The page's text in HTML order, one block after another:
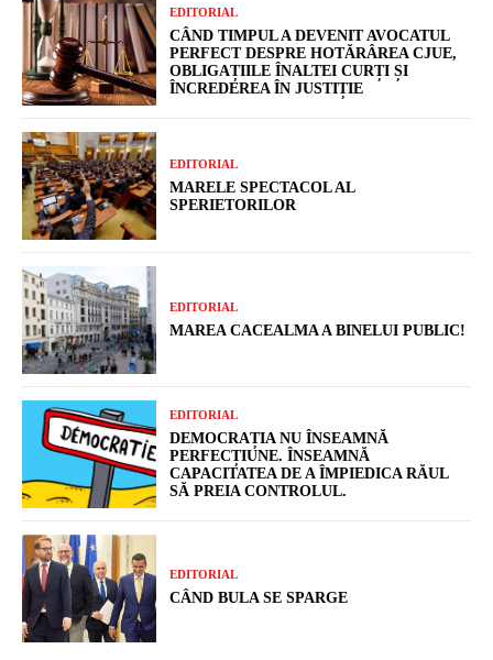
EDITORIAL
CÂND TIMPUL A DEVENIT AVOCATUL
PERFECT DESPRE HOTĂRÂREA CJUE,
OBLIGAȚIILE ÎNALTEI CURȚI ȘI
ÎNCREDEREA ÎN JUSTIȚIE
EDITORIAL
MARELE SPECTACOL AL
SPERIETORILOR
EDITORIAL
MAREA CACEALMA A BINELUI PUBLIC!
EDITORIAL
DEMOCRAȚIA NU ÎNSEAMNĂ
PERFECȚIUNE. ÎNSEAMNĂ
CAPACITATEA DE A ÎMPIEDICA RĂUL
SĂ PREIA CONTROLUL.
EDITORIAL
CÂND BULA SE SPARGE